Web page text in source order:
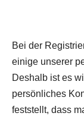
Bei der
einige unserer
Deshalb ist es
persönliches
feststellt, dass